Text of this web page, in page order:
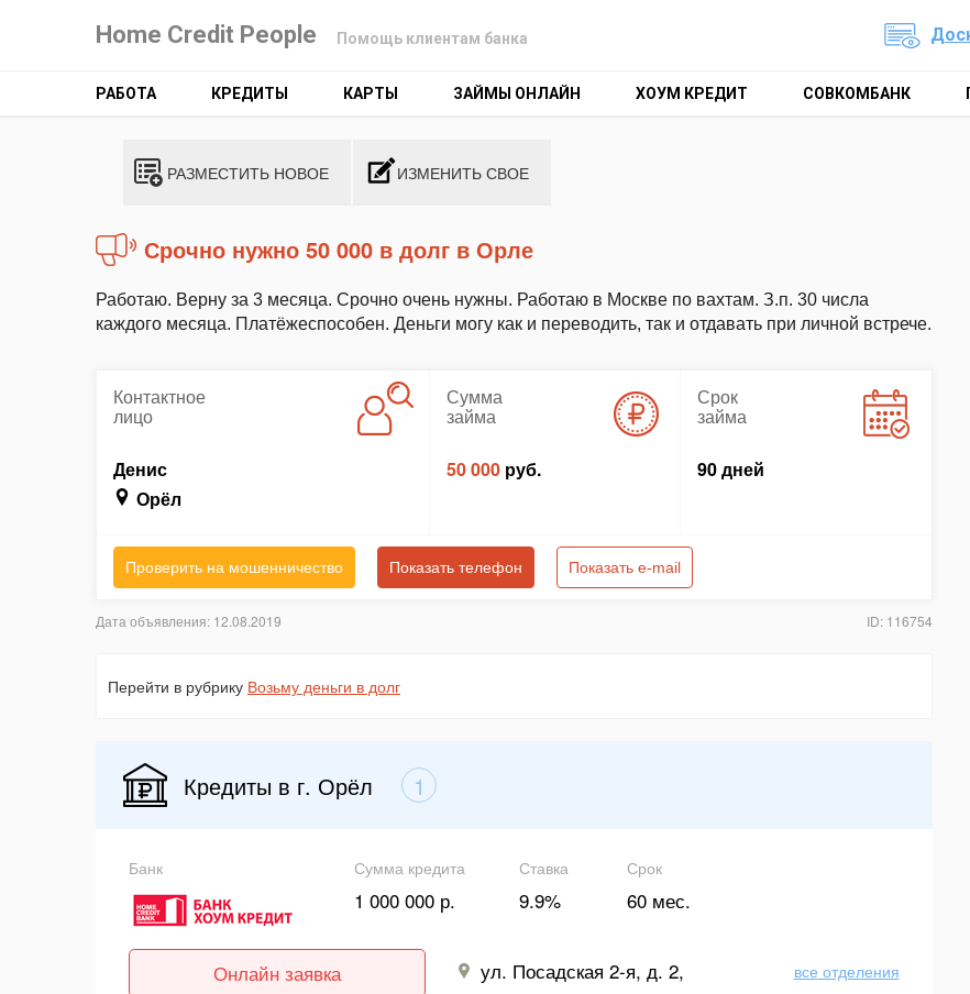
Home Credit People Помощь клиентам банка
РАБОТА КРЕДИТЫ КАРТЫ ЗАЙМЫ ОНЛАЙН ХОУМ КРЕДИТ СОВКОМБАНК
РАЗМЕСТИТЬ НОВОЕ ИЗМЕНИТЬ СВОЕ
Срочно нужно 50 000 в долг в Орле
Работаю. Верну за 3 месяца. Срочно очень нужны. Работаю в Москве по вахтам. З.п. 30 числа
каждого месяца. Платёжеспособен. Деньги могу как и переводить, так и отдавать при личной встрече.
Контактное
лицо
Денис
Орёл
Сумма
займа
50 000 руб.
Срок
займа
90 дней
Проверить на мошенничество Показать телефон Показать e-mail
Дата объявления: 12.08.2019 ID: 116754
Перейти в рубрику Возьму деньги в долг
Кредиты в г. Орёл 1
Банк Сумма кредита
1 000 000 р.
Ставка
9.9%
Срок
60 мес.
Онлайн заявка ул. Посадская 2-я, д. 2, все отделения